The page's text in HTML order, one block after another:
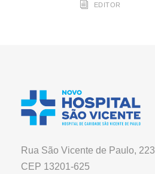
EDITOR
Rua São Vicente de Paulo, 223
CEP 13201-625